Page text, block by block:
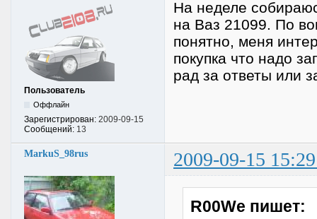
Пользователь
Оффлайн
Зарегистрирован: 2009-09-15
Сообщений: 13
На неделе
на Ваз 21099. По
понятно, меня
покупка что надо
рад за ответы или
MarkuS_98rus 2009-09-15
R00We пишет: